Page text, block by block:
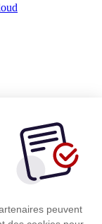
peuvent